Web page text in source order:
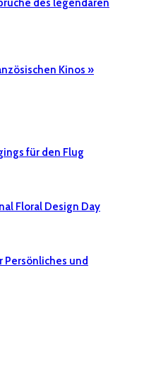
des legendären
Kinos »
für den Flug
Floral Design Day
Persönliches und